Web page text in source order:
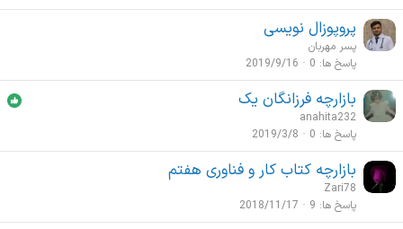
پروپوزال نویسی
پسر مهربان
پاسخ ها 0
2019/9/16
بازارچه فرزانگان یک
anahita232
پاسخ ها 0
2019/3/8
بازارچه کتاب کار و فناوری هفتم
Zari78
پاسخ ها 9
2018/11/17